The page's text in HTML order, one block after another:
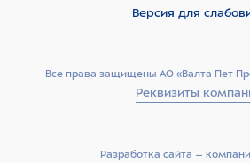
Все права защищены АО «Валта Пет
Реквизиты
Версия для
Разработка сайта –­